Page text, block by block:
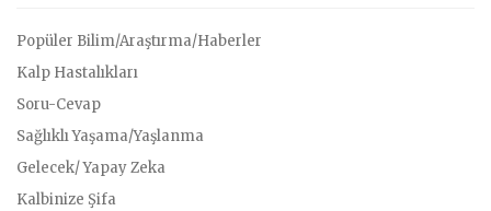
Popüler Bilim/Araştırma/Haberler
Kalp Hastalıkları
Soru-Cevap
Sağlıklı Yaşama/Yaşlanma
Gelecek/ Yapay Zeka
Kalbinize Şifa